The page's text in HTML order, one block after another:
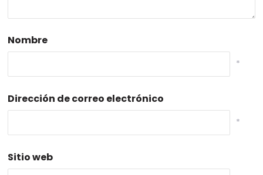
Nombre
*
Dirección de correo electrónico
*
Sitio web